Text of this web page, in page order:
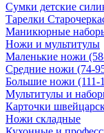
Сумки детские
Тарелки
Маникюрные
Ножи и мультитулы
Маленькие ножи
Средние ножи (74-
Большие ножи (111-
Мультитулы и
Карточки
Ножи складные